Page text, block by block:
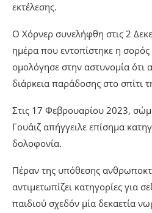
εκτέλεσης.
Ο Χόρνερ συνελήφθη στις 2
ημέρα που εντοπίστηκε η σορός
ομολόγησε στην αστυνομία ότι
διάρκεια παράδοσης στο σπίτι
Στις 17 Φεβρουαρίου 2023,
Γουάιζ απήγγειλε επίσημα
δολοφονία.
Πέραν της υπόθεσης
αντιμετωπίζει κατηγορίες για
παιδιού σχεδόν μία δεκαετία